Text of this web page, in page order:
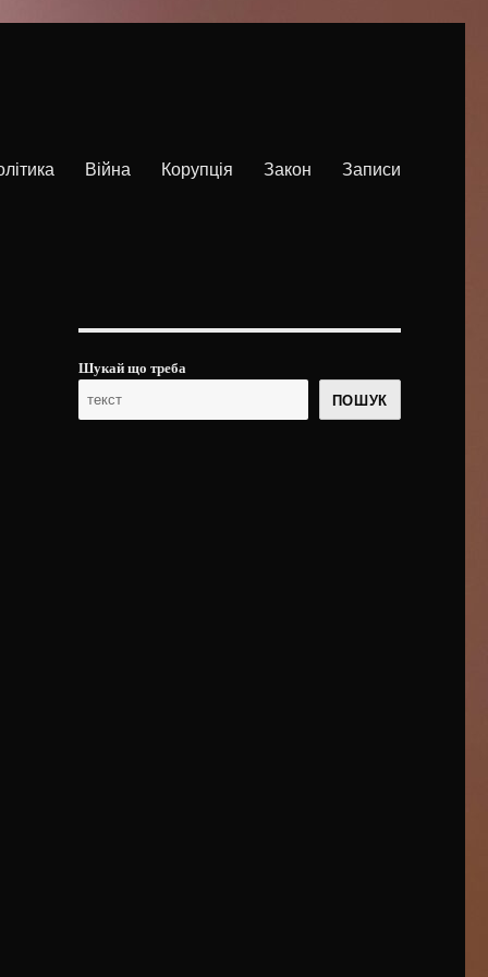
Війна Корупція Закон Записи
Шукай що треба
ПОШУК